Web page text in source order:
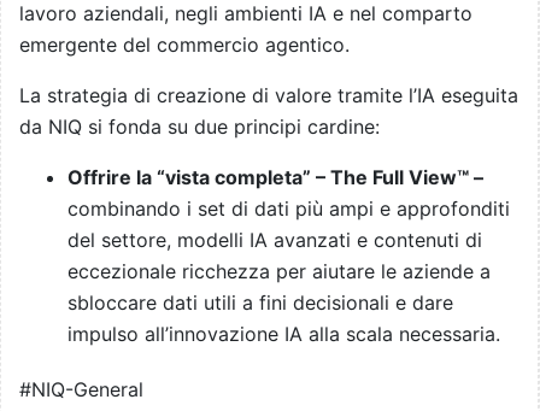
lavoro aziendali, negli ambienti IA e nel comparto
emergente del commercio agentico.
La strategia di creazione di valore tramite l’IA eseguita
da NIQ si fonda su due principi cardine:
Offrire la “vista completa” – The Full View™ –
combinando i set di dati più ampi e approfonditi
del settore, modelli IA avanzati e contenuti di
eccezionale ricchezza per aiutare le aziende a
sbloccare dati utili a fini decisionali e dare
impulso all’innovazione IA alla scala necessaria.
#NIQ-General